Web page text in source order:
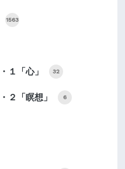
1563
１「心」 32
２「瞑想」 6